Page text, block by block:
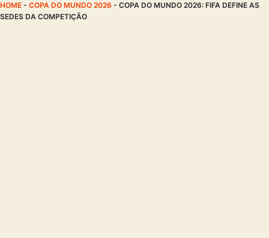
HOME - COPA DO MUNDO 2026 - COPA DO MUNDO 2026: FIFA DEFINE AS
SEDES DA COMPETIÇÃO